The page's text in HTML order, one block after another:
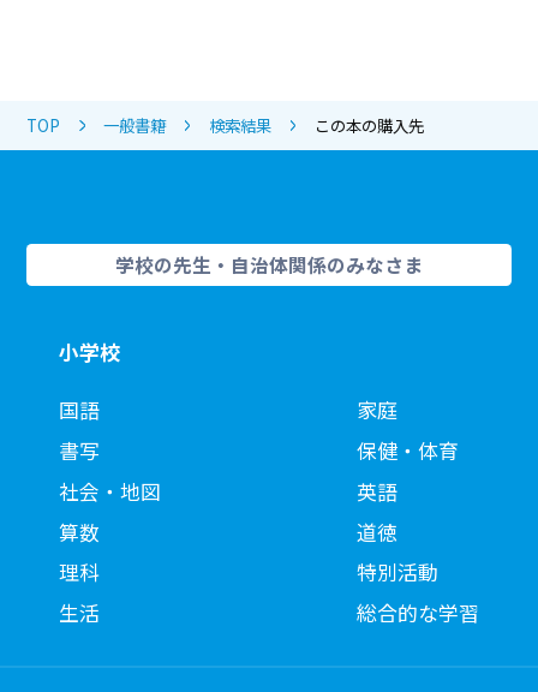
TOP 一般書籍 検索結果 この本の購入先
学校の先生・自治体関係のみなさま
小学校
国語
書写
社会・地図
算数
理科
生活
家庭
保健・体育
英語
道徳
特別活動
総合的な学習